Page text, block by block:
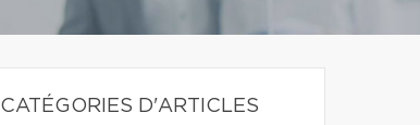
CATÉGORIES D'ARTICLES